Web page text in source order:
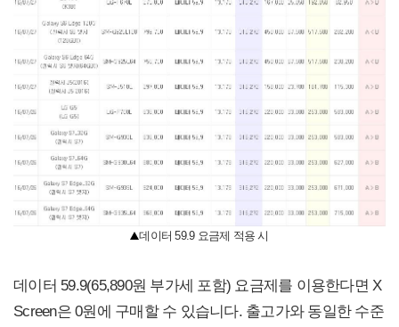
데이터 59.9 요금제 적용 시
데이터 59.9(65,890원 부가세 포함) 요금제를 이용한다면 X
Screen은 0원에 구매할 수 있습니다. 출고가와 동일한 수준